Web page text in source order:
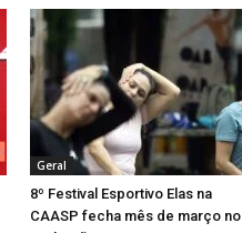
Geral
8º Festival Esportivo Elas na
CAASP fecha mês de março no